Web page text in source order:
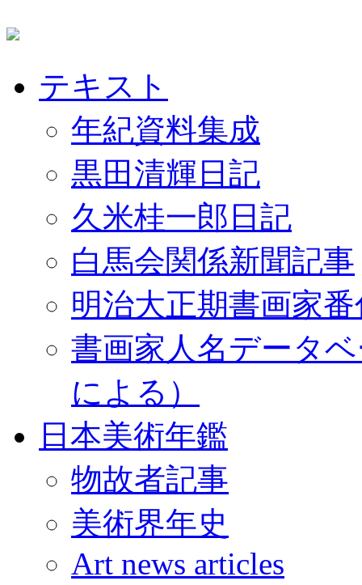
テキスト
年紀資料集成
黒田清輝日記
久米桂一郎日記
白馬会関係新聞記事
明治大正期書画家
書画家人名データ
による）
日本美術年鑑
物故者記事
美術界年史
Art news articles